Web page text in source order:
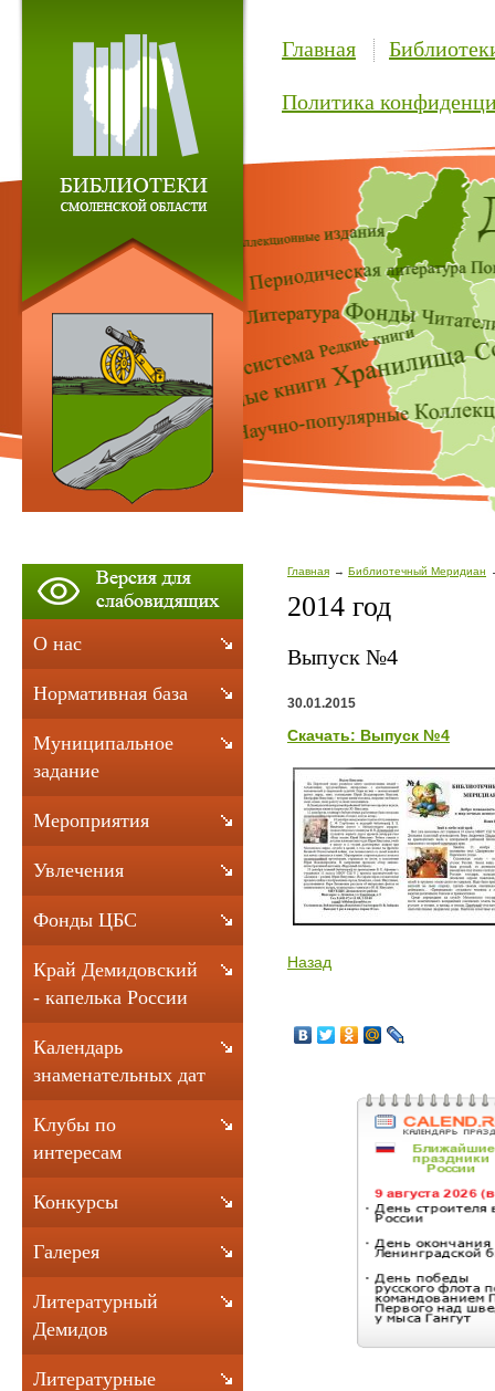
Главная
Политика
Главная Библиотечный Меридиан
2014 год
Выпуск №4
30.01.2015
Скачать: Выпуск №4
Назад
О нас
Нормативная база
Муниципальное
задание
Мероприятия
Увлечения
Фонды ЦБС
Край Демидовский
- капелька России
Календарь
знаменательных дат
Клубы по
интересам
Конкурсы
Галерея
Литературный
Демидов
Литературные